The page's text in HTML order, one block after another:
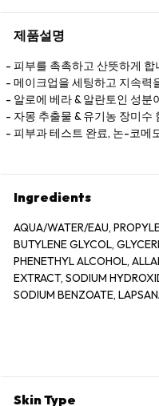
제품설명
피부를 촉촉하고 산뜻하게 합
메이크업을 세팅하고 지속력
알로에 베라 & 알란토인 성
자몽 추출물 & 유기농 장미수
피부과 테스트 완료, 논-코메
Ingredients
AQUA/WATER/EAU,
BUTYLENE GLYCOL,
PHENETHYL ALCOHOL,
EXTRACT, SODIUM
SODIUM BENZOATE,
Skin Type